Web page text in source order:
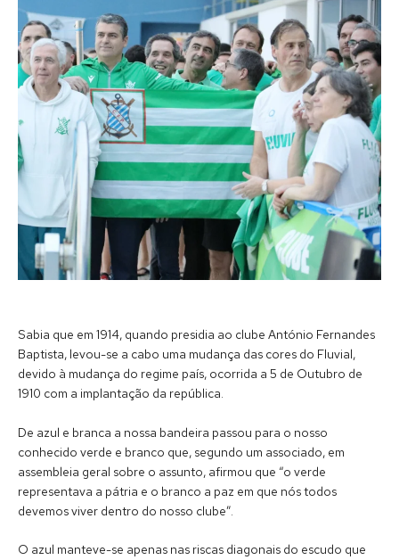
Sabia que em 1914, quando presidia ao clube António Fernandes
Baptista, levou-se a cabo uma mudança das cores do Fluvial,
devido à mudança do regime país, ocorrida a 5 de Outubro de
1910 com a implantação da república.
De azul e branca a nossa bandeira passou para o nosso
conhecido verde e branco que, segundo um associado, em
assembleia geral sobre o assunto, afirmou que “o verde
representava a pátria e o branco a paz em que nós todos
devemos viver dentro do nosso clube”.
O azul manteve-se apenas nas riscas diagonais do escudo que